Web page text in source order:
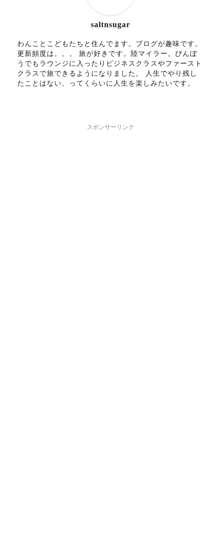
saltnsugar
わんことこどもたちと住んでます。ブログが趣味です。
更新頻度は。。。 旅が好きです。陸マイラー。びんぼ
うでもラウンジに入ったりビジネスクラスやファースト
クラスで旅できるようになりました。 人生でやり残し
たことはない、ってくらいに人生を楽しみたいです。
スポンサーリンク